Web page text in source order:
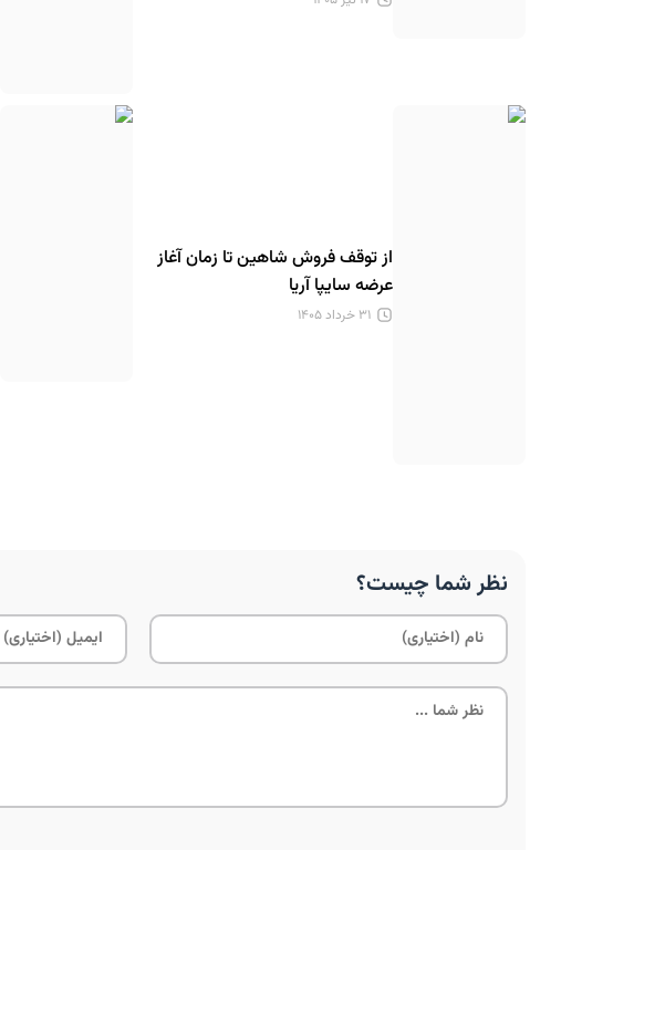
از توقف فروش شاهین تا زمان آغاز
عرضه سایپا آریا
۳۱ خرداد ۱۴۰۵
نظر شما چیست؟